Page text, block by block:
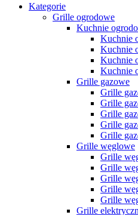
Kategorie
Grille ogrodowe
Kuchnie
Kuchnie
Kuchnie
Kuchnie
Kuchnie
Grille gazowe
Grille
Grille
Grille
Grille
Grille
Grille węglowe
Grille
Grille
Grille
Grille
Grille
Grille